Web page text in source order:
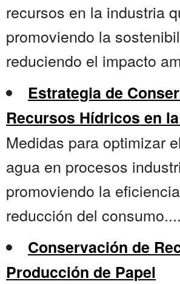
recursos en la industria
promoviendo la
reduciendo el impacto
Estrategia de
Recursos Hídricos en
Medidas para optimizar
agua en procesos
promoviendo la
reducción del consumo....
Conservación de
Producción de Papel